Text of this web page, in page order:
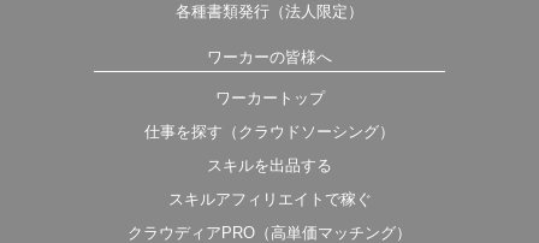
各種書類発行（法人限定）
ワーカーの皆様へ
ワーカートップ
仕事を探す（クラウドソーシング）
スキルを出品する
スキルアフィリエイトで稼ぐ
クラウディアPRO（高単価マッチング）